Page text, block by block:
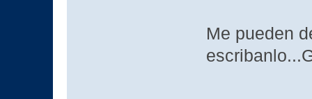
Me pueden